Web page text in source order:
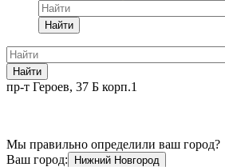
Найти
Найти
пр-т Героев, 37 Б корп.1
Мы правильно определили ваш город?
Ваш город:
Нижний Новгород